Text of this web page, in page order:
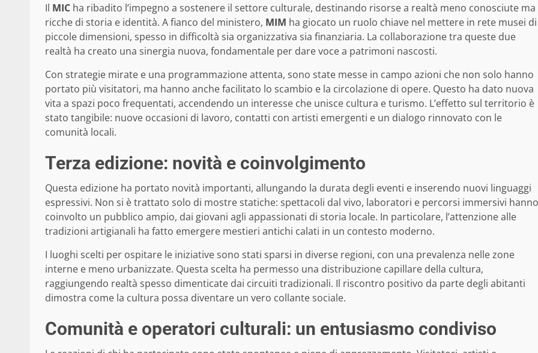
Il MIC ha ribadito l’impegno a sostenere il settore culturale, destinando risorse a realtà meno conosciute ma
ricche di storia e identità. A fianco del ministero, MIM ha giocato un ruolo chiave nel mettere in rete musei di
piccole dimensioni, spesso in difficoltà sia organizzativa sia finanziaria. La collaborazione tra queste due
realtà ha creato una sinergia nuova, fondamentale per dare voce a patrimoni nascosti.
Con strategie mirate e una programmazione attenta, sono state messe in campo azioni che non solo hanno
portato più visitatori, ma hanno anche facilitato lo scambio e la circolazione di opere. Questo ha dato nuova
vita a spazi poco frequentati, accendendo un interesse che unisce cultura e turismo. L’effetto sul territorio è
stato tangibile: nuove occasioni di lavoro, contatti con artisti emergenti e un dialogo rinnovato con le
comunità locali.
Terza edizione: novità e coinvolgimento
Questa edizione ha portato novità importanti, allungando la durata degli eventi e inserendo nuovi linguaggi
espressivi. Non si è trattato solo di mostre statiche: spettacoli dal vivo, laboratori e percorsi immersivi hanno
coinvolto un pubblico ampio, dai giovani agli appassionati di storia locale. In particolare, l’attenzione alle
tradizioni artigianali ha fatto emergere mestieri antichi calati in un contesto moderno.
I luoghi scelti per ospitare le iniziative sono stati sparsi in diverse regioni, con una prevalenza nelle zone
interne e meno urbanizzate. Questa scelta ha permesso una distribuzione capillare della cultura,
raggiungendo realtà spesso dimenticate dai circuiti tradizionali. Il riscontro positivo da parte degli abitanti
dimostra come la cultura possa diventare un vero collante sociale.
Comunità e operatori culturali: un entusiasmo condiviso